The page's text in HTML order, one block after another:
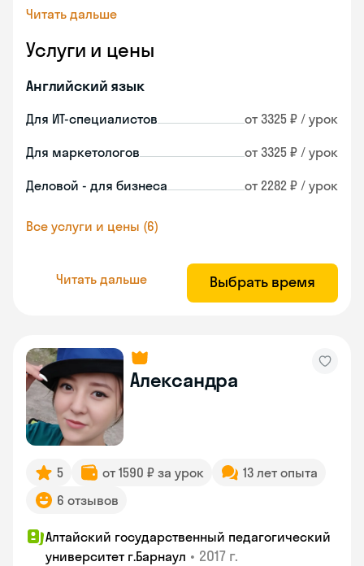
Читать дальше
Услуги и цены
Английский язык
Для ИТ-специалистов от 3325 ₽ / урок
Для маркетологов от 3325 ₽ / урок
Деловой - для бизнеса от 2282 ₽ / урок
Все услуги и цены (6)
Читать дальше Выбрать время
Александра
5 от 1590 ₽ за урок
13 лет опыта
6 отзывов
Алтайский государственный педагогический
университет г.Барнаул • 2017 г.